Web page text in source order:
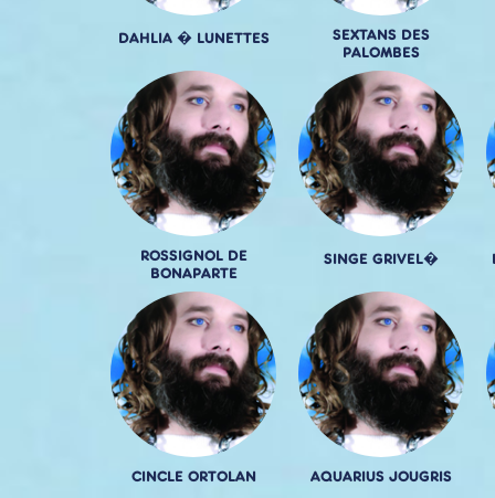
DAHLIA � LUNETTES
SEXTANS DES
PALOMBES
ROSSIGNOL DE
BONAPARTE
SINGE GRIVEL�
CINCLE ORTOLAN AQUARIUS JOUGRIS